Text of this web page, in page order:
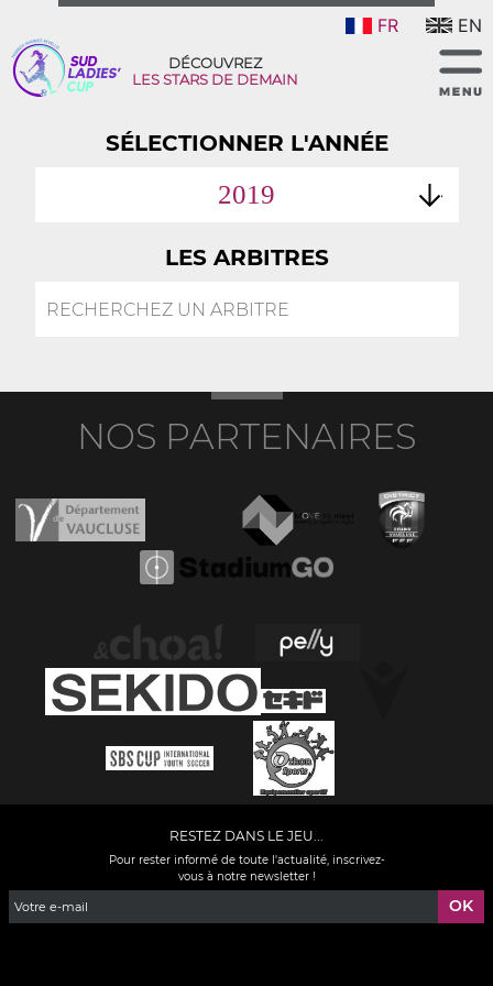
FR EN
DÉCOUVREZ
LES STARS DE DEMAIN
SÉLECTIONNER L'ANNÉE
2019
LES ARBITRES
NOS PARTENAIRES
RESTEZ DANS LE JEU...
Pour rester informé de toute l'actualité, inscrivez-
vous à notre newsletter !